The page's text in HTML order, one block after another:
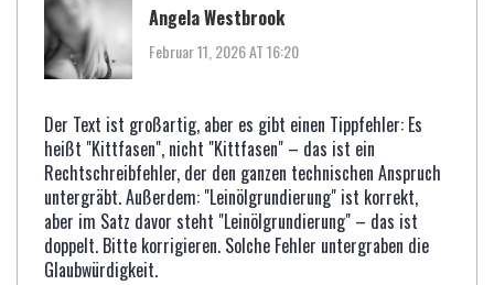
Angela Westbrook
Februar 11, 2026 AT 16:20
Der Text ist großartig, aber es gibt einen Tippfehler: Es
heißt "Kittfasen", nicht "Kittfasen" – das ist ein
Rechtschreibfehler, der den ganzen technischen Anspruch
untergräbt. Außerdem: "Leinölgrundierung" ist korrekt,
aber im Satz davor steht "Leinölgrundierung" – das ist
doppelt. Bitte korrigieren. Solche Fehler untergraben die
Glaubwürdigkeit.